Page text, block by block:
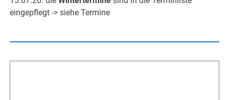
eingepflegt -> siehe Termine